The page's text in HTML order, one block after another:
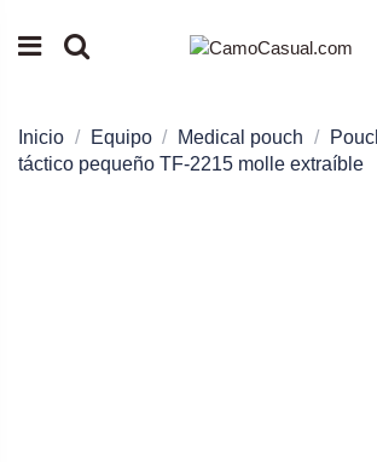
Inicio Equipo Medical pouch
táctico pequeño TF-2215 molle extraíble